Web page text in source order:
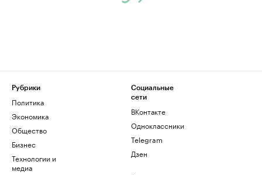
Рубрики
Политика
Экономика
Общество
Бизнес
Технологии и
медиа
Социальные
сети
ВКонтакте
Одноклассники
Telegram
Дзен